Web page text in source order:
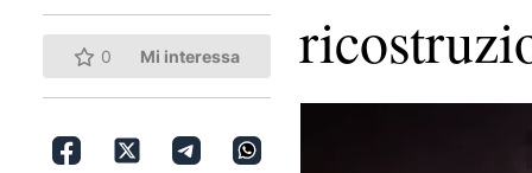
0 Mi interessa